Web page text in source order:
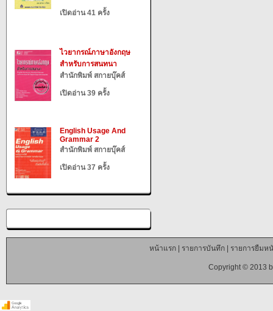
เปิดอ่าน 41 ครั้ง
ไวยากรณ์ภาษาอังกฤษ
สำหรับการสนทนา
สำนักพิมพ์ สกายบุ๊คส์
เปิดอ่าน 39 ครั้ง
English Usage And
Grammar 2
สำนักพิมพ์ สกายบุ๊คส์
เปิดอ่าน 37 ครั้ง
หน้าแรก| รายการบันทึก| รายการยืมห
Copyright © 2013